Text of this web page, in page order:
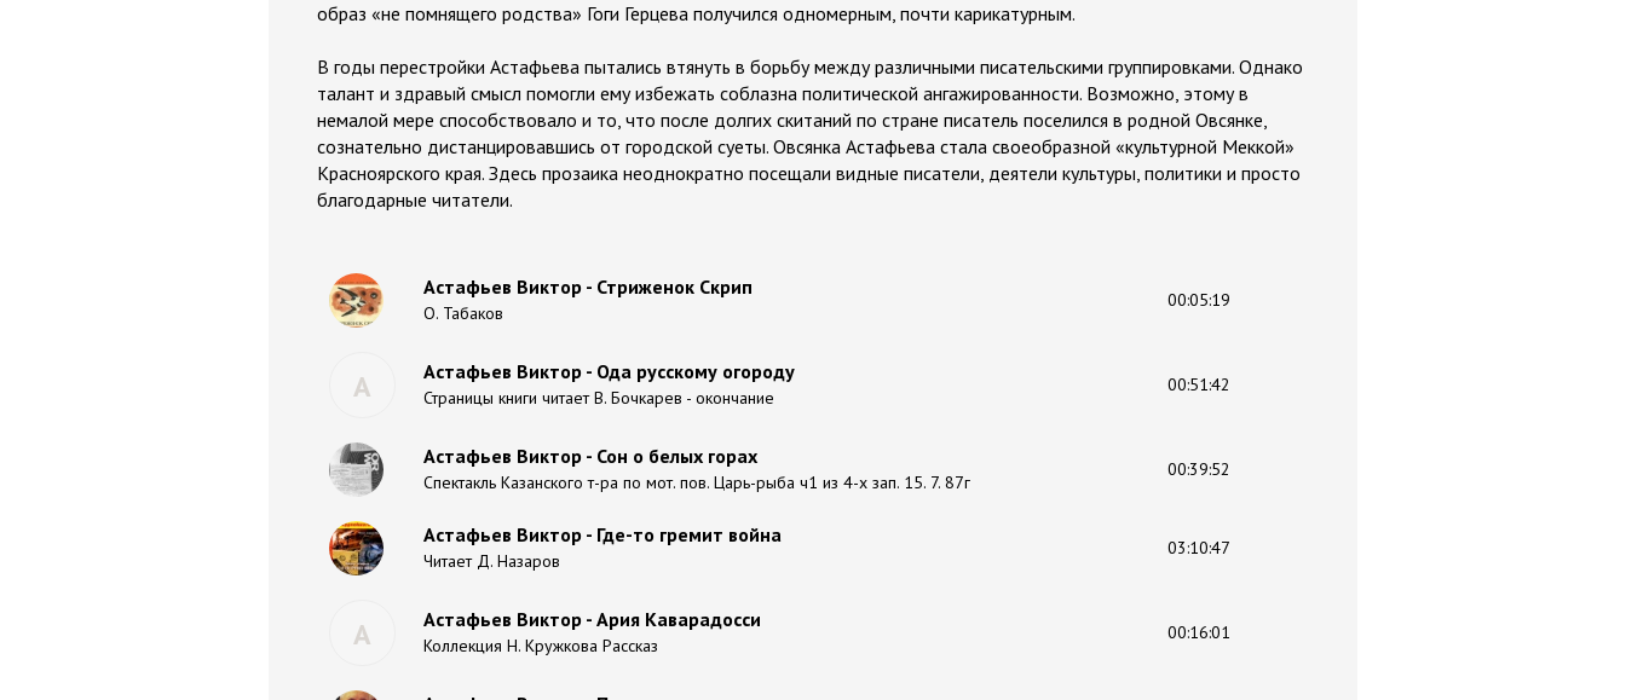
образ «не помнящего родства» Гоги Герцева получился одномерным, почти карикатурным.
В годы перестройки Астафьева пытались втянуть в борьбу между различными писательскими группировками. Однако
талант и здравый смысл помогли ему избежать соблазна политической ангажированности. Возможно, этому в
немалой мере способствовало и то, что после долгих скитаний по стране писатель поселился в родной Овсянке,
сознательно дистанцировавшись от городской суеты. Овсянка Астафьева стала своеобразной «культурной Меккой»
Красноярского края. Здесь прозаика неоднократно посещали видные писатели, деятели культуры, политики и просто
благодарные читатели.
Астафьев Виктор - Стриженок Скрип
О. Табаков
00:05:19
А Астафьев Виктор - Ода русскому огороду
Страницы книги читает В. Бочкарев - окончание
00:51:42
Астафьев Виктор - Сон о белых горах
Спектакль Казанского т-ра по мот. пов. Царь-рыба ч1 из 4-х зап. 15. 7. 87г
00:39:52
Астафьев Виктор - Где-то гремит война
Читает Д. Назаров
03:10:47
А Астафьев Виктор - Ария Каварадосси
Коллекция Н. Кружкова Рассказ
00:16:01